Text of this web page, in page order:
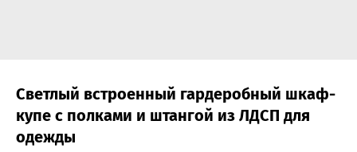
Светлый встроенный гардеробный шкаф-
купе с полками и штангой из ЛДСП для
одежды